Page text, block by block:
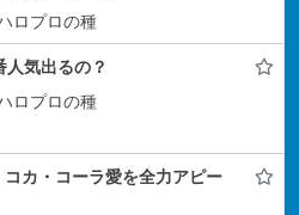
ロプロの種
気出るの？
ロプロの種
カ・コーラ愛を全力アピー